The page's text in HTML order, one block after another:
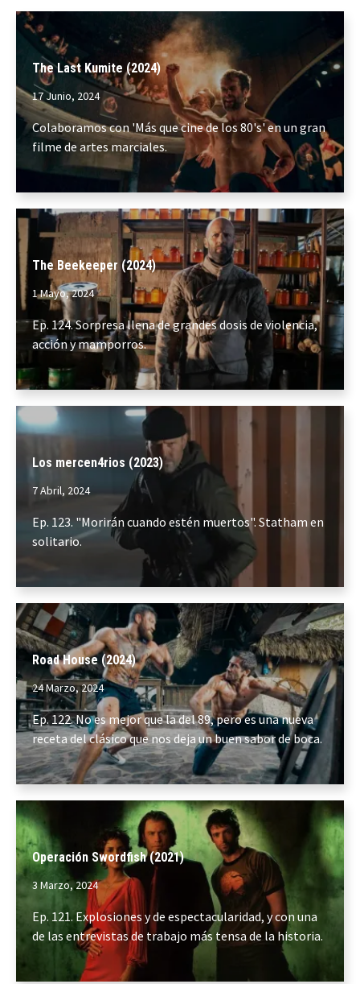
The Last Kumite (2024)
17 Junio, 2024
Colaboramos con 'Más que cine de los 80's' en un gran
filme de artes marciales.
The Beekeeper (2024)
1 Mayo, 2024
Ep. 124. Sorpresa llena de grandes dosis de violencia,
acción y mamporros.
Los mercen4rios (2023)
7 Abril, 2024
Ep. 123. "Morirán cuando estén muertos". Statham en
solitario.
Road House (2024)
24 Marzo, 2024
Ep. 122. No es mejor que la del 89, pero es una nueva
receta del clásico que nos deja un buen sabor de boca.
Operación Swordfish (2021)
3 Marzo, 2024
Ep. 121. Explosiones y de espectacularidad, y con una
de las entrevistas de trabajo más tensa de la historia.